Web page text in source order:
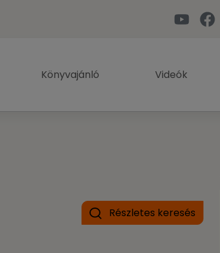
Könyvajánló Videók
Részletes keresés